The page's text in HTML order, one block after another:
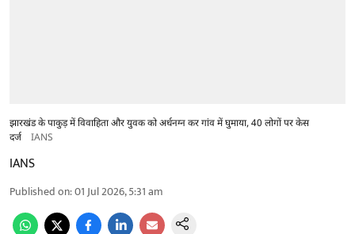
झारखंड के पाकुड़ में विवाहिता और युवक को अर्धनग्न कर गांव में घुमाया, 40 लोगों पर केस
दर्ज
IANS
IANS
Published on:01 Jul 2026, 5:31 am